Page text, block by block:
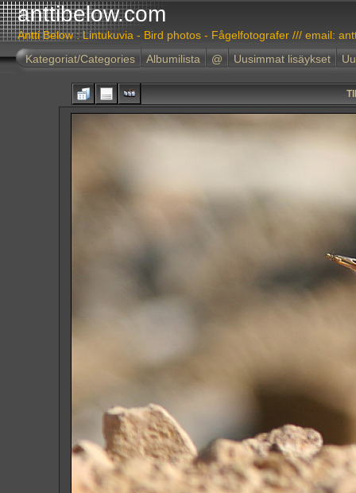
anttibelow.com
Antti Below : Lintukuvia - Bird photos - Fågelfotografer /// email:
Kategoriat/Categories
Albumilista @ Uusimmat lisäykset